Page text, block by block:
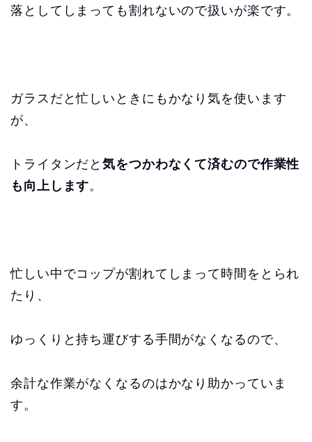
落としてしまっても割れないので扱いが楽です。
ガラスだと忙しいときにもかなり気を使います
が、
トライタンだと気をつかわなくて済むので作業性
も向上します。
忙しい中でコップが割れてしまって時間をとられ
たり、
ゆっくりと持ち運びする手間がなくなるので、
余計な作業がなくなるのはかなり助かっていま
す。